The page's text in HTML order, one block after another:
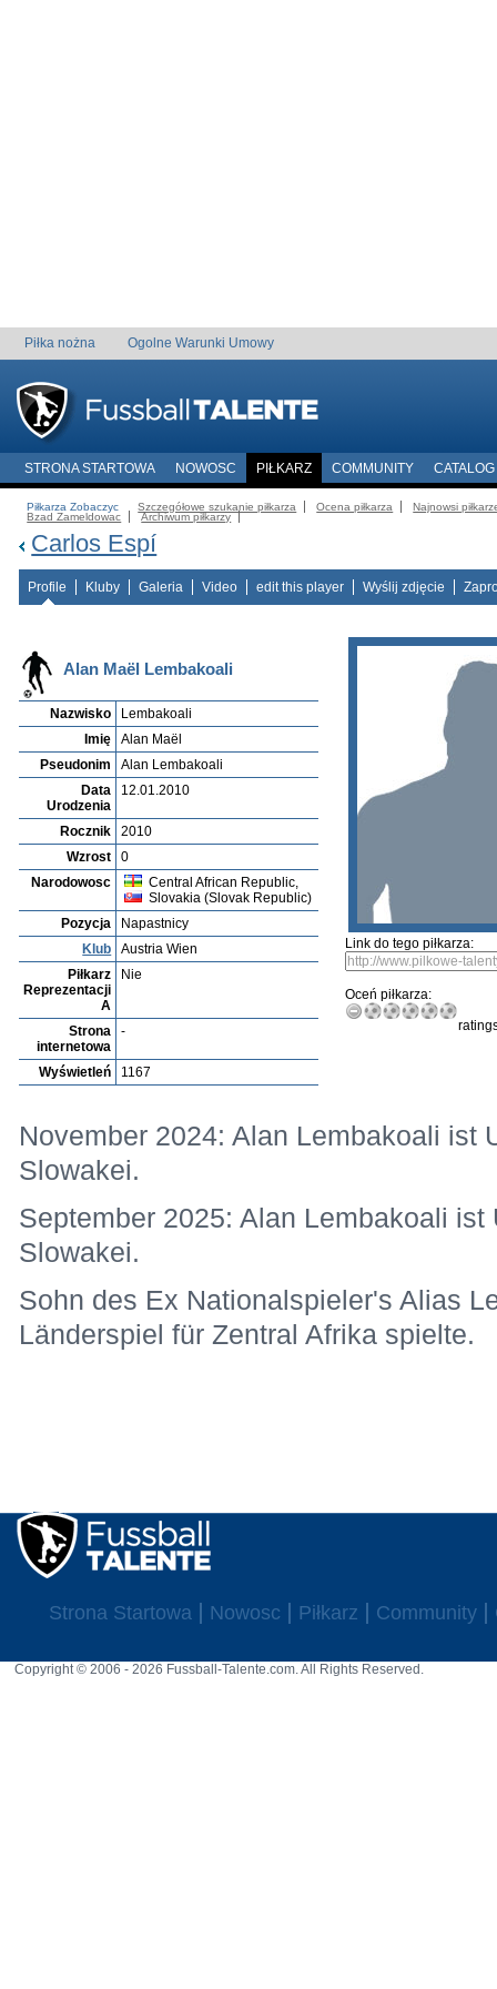
Piłka nożna Ogolne Warunki Umowy
STRONA STARTOWA NOWOSC PIŁKARZ COMMUNITY CATALOG
Piłkarza Zobaczyc Szczegółowe szukanie piłkarza Ocena piłkarza
Najnowsi
Bzad Zameldowac
Archiwum piłkarzy
Carlos Espí
Profile Kluby Galeria Video edit this player Wyślij zdjęcie
Alan Maël Lembakoali
Nazwisko
Lembakoali
Imię
Alan Maël
Pseudonim
Alan Lembakoali
Data
Urodzenia
12.01.2010
Rocznik
2010
Wzrost
0
Narodowosc
Central African Republic,
Slovakia (Slovak Republic)
Pozycja
Napastnicy
Klub
Austria Wien
Piłkarz
Reprezentacji
A
Nie
Strona
internetowa
-
Wyświetleń 1167
Link do tego piłkarza:
Oceń piłkarza:
November 2024: Alan Lembakoali ist
Slowakei.
September 2025: Alan Lembakoali
Slowakei.
Sohn des Ex Nationalspieler's Alias
Länderspiel für Zentral Afrika spielte.
Strona Startowa Nowosc Piłkarz Community
Copyright © 2006 - 2026 Fussball-Talente.com. All Rights Reserved.